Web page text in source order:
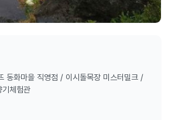
동화마을 직영점 / 이시돌목장 미스터밀크 /
체험관